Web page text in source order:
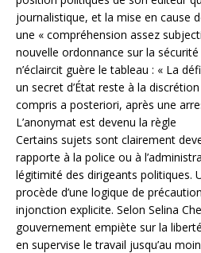
journalistique, et la mise en cause
une « compréhension assez
nouvelle ordonnance sur la
n’éclaircit guère le tableau : « La
un secret d’État reste à la
compris a posteriori, après une
L’anonymat est devenu la règle
Certains sujets sont clairement
rapporte à la police ou à
légitimité des dirigeants politiques.
procède d’une logique de
injonction explicite. Selon Selina
gouvernement empiète sur la
en supervise le travail jusqu’au